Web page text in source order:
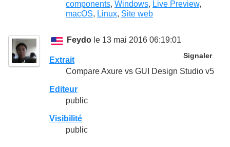
components, Windows, Live Preview,
macOS, Linux, Site web
Feydo le 13 mai 2016 06:19:01
Signaler
Extrait
Compare Axure vs GUI Design Studio v5
Editeur
public
Visibilité
public